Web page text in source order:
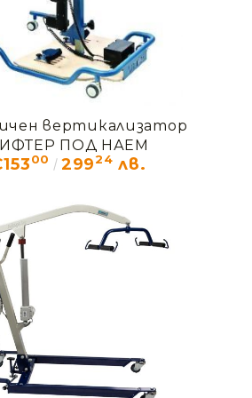
вертикализатор
ПОД НАЕМ
00 29924 лв.